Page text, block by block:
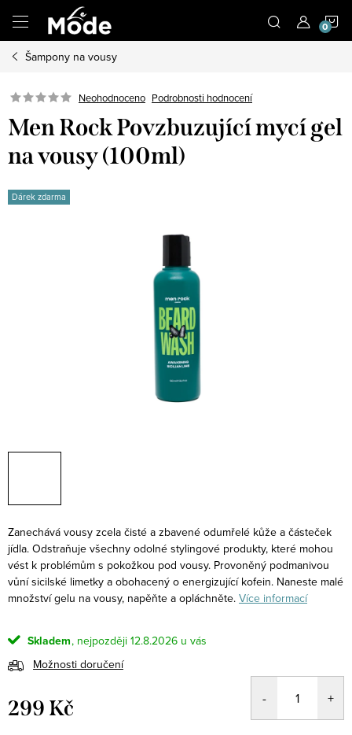
obsah
Šampony na vousy
Neohodnoceno Podrobnosti hodnocení
Men Rock Povzbuzující mycí gel
na vousy (100ml)
Dárek zdarma
Zanechává vousy zcela čisté a zbavené odumřelé kůže a částeček
jídla. Odstraňuje všechny odolné stylingové produkty, které mohou
vést k problémům s pokožkou pod vousy. Provoněný podmanivou
vůní sicilské limetky a obohacený o energizující kofein. Naneste malé
množství gelu na vousy, napěňte a opláchněte. Více informací
Skladem
12.8.2026
Možnosti doručení
299 Kč